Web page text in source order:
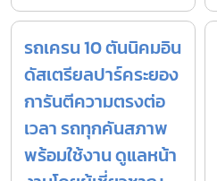
รถเครน 10 ตันนิคมอิน
ดัสเตรียลปาร์คระยอง
การันตีความตรงต่อ
เวลา รถทุกคันสภาพ
พร้อมใช้งาน ดูแลหน้า